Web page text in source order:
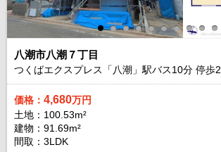
八潮市八潮７丁目
つくばエクスプレス「八潮」駅バス10分 停歩2
価格： 4,680万円
土地：100.53m²
建物：91.69m²
間取：3LDK